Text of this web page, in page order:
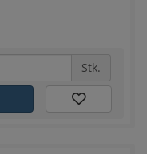
Stk.